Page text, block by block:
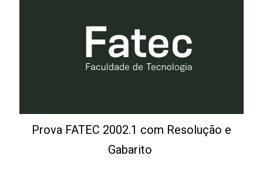
Prova FATEC 2002.1 com Resolução e
Gabarito